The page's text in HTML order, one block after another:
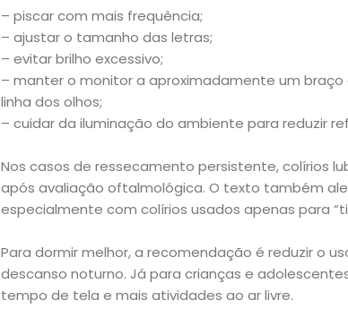
Casa
e
Decoração
Exclusiva
Homem
Mães
&
– piscar com mais frequência;
– ajustar o tamanho das letras;
– evitar brilho excessivo;
– manter o monitor a aproximadamente um
linha dos olhos;
– cuidar da iluminação do ambiente para reduzir
Nos casos de ressecamento persistente, colírios
após avaliação oftalmológica. O texto também
especialmente com colírios usados apenas para
Para dormir melhor, a recomendação é reduzir o
descanso noturno. Já para crianças e
tempo de tela e mais atividades ao ar livre.